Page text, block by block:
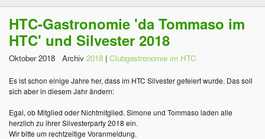
HTC-Gastronomie 'da Tommaso im
HTC' und Silvester 2018
Oktober 2018 Archiv 2018 | Clubgastronomie im HTC
Es ist schon einige Jahre her, dass im HTC Silvester gefeiert wurde. Das soll
sich aber in diesem Jahr ändern:
Egal, ob Mitglied oder Nichtmitglied. Simone und Tommaso laden alle
herzlich zu ihrer Silvesterparty 2018 ein.
Wir bitte um rechtzeitige Voranmeldung.